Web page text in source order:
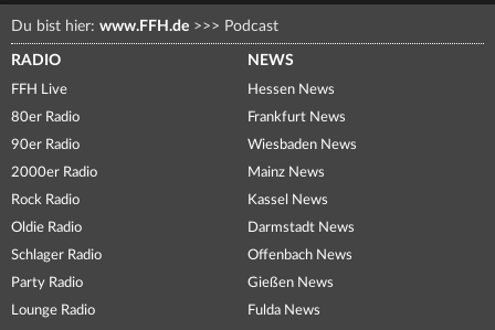
Du bist hier: www.FFH.de >>> Podcast
RADIO
FFH Live
80er Radio
90er Radio
2000er Radio
Rock Radio
Oldie Radio
Schlager Radio
Party Radio
Lounge Radio
NEWS
Hessen News
Frankfurt News
Wiesbaden News
Mainz News
Kassel News
Darmstadt News
Offenbach News
Gießen News
Fulda News